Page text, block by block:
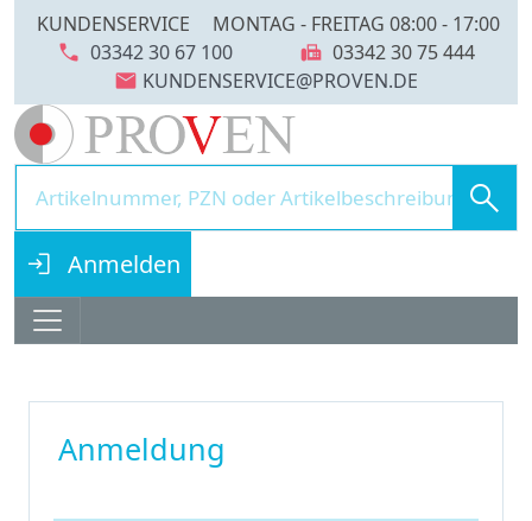
KUNDENSERVICE MONTAG - FREITAG 08:00 - 17:00
call 03342 30 67 100 fax 03342 30 75 444
mail
search
login Anmelden
Anmeldung